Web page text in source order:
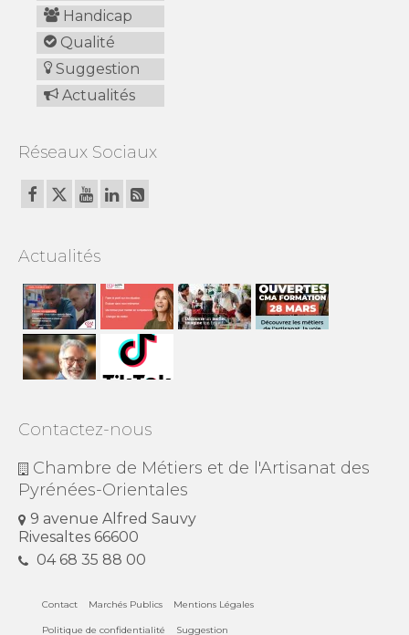
Handicap
Qualité
Suggestion
Actualités
Réseaux Sociaux
Actualités
Contactez-nous
Chambre de Métiers et de l'Artisanat des
Pyrénées-Orientales
9 avenue Alfred Sauvy
Rivesaltes 66600
04 68 35 88 00
Contact Marchés Publics Mentions Légales
Politique de confidentialité Suggestion